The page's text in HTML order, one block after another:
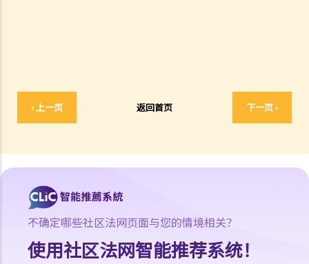
‹ 上一页 返回首页 下一页 ›
6. 经营当押商业务
C. 当票及总登记册
E. 如当押的货品如属赃物，应如何处理？
F. 当押商就损失或损害须负的法律责任
1. 贷款
不确定哪些社区法网页面与您的情境相关？
使用社区法网智能推荐系统！